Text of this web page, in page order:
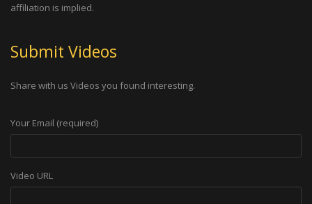
affiliation is implied.
Submit Videos
Share with us Videos you found interesting.
Your Email (required)
Video URL